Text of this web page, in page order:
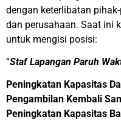
dengan keterlibatan
dan perusahaan. Saat ini
untuk mengisi posisi:
“Staf Lapangan Paruh
Peningkatan Kapasitas
Pengambilan Kembali
Peningkatan Kapasitas